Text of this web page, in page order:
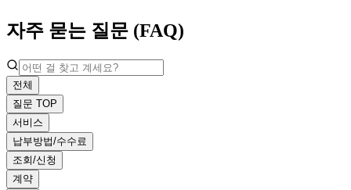
자주 묻는 질문 (FAQ)
전체
질문 TOP
서비스
납부방법/수수료
조회/신청
계약